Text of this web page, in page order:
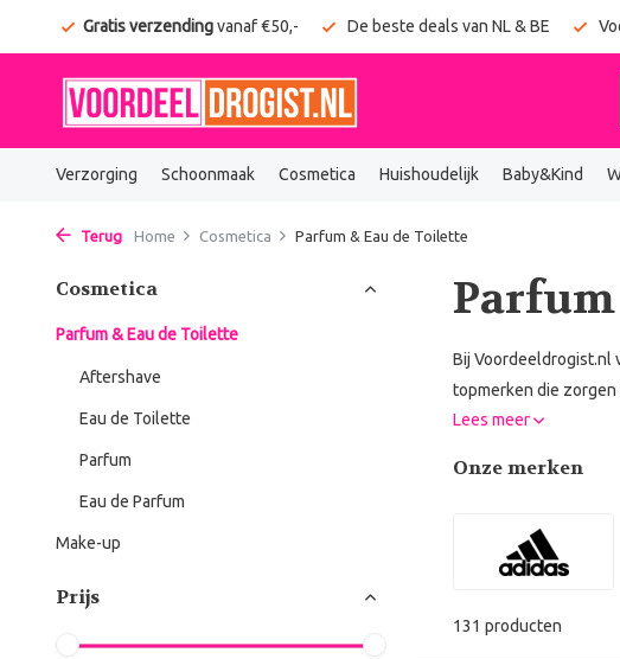
Gratis verzendingvanaf €50,- De beste deals van NL & BE
Verzorging Schoonmaak Cosmetica Huishoudelijk Baby&Kind
Terug Home Cosmetica Parfum & Eau de Toilette
Cosmetica
Parfum & Eau de Toilette
Aftershave
Eau de Toilette
Parfum
Eau de Parfum
Make-up
Prijs
Parfum
Bij Voordeeldrogist.nl
topmerken die
Lees meer
Onze merken
131 producten